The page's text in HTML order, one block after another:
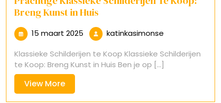
Breng Kunst in Huis
15 maart 2025 15
maart
2025
katinkasimonse
Klassieke Schilderijen te Koop Klassieke Schilderijen
te Koop: Breng Kunst in Huis Ben je op [...]
View MoreView
More